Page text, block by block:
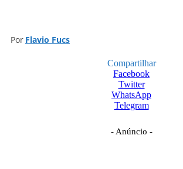
Por Flavio Fucs
Compartilhar
Facebook
Twitter
WhatsApp
Telegram
- Anúncio -